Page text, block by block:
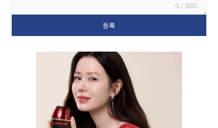
0 / 300